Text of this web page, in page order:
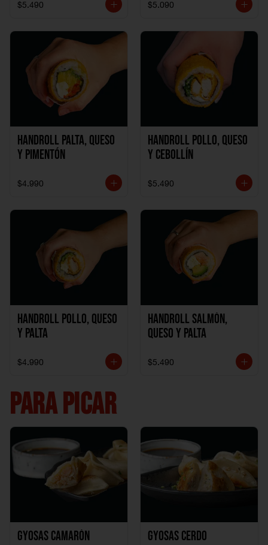
$5.490 $5.090
Handroll Palta, Queso
y Pimentón
$4.990
Handroll Pollo, Queso
y Cebollín
$5.490
Handroll Pollo, Queso
y Palta
$4.990
Handroll Salmón,
Queso y Palta
$5.490
PARA PICAR
Gyosas Camarón Gyosas Cerdo